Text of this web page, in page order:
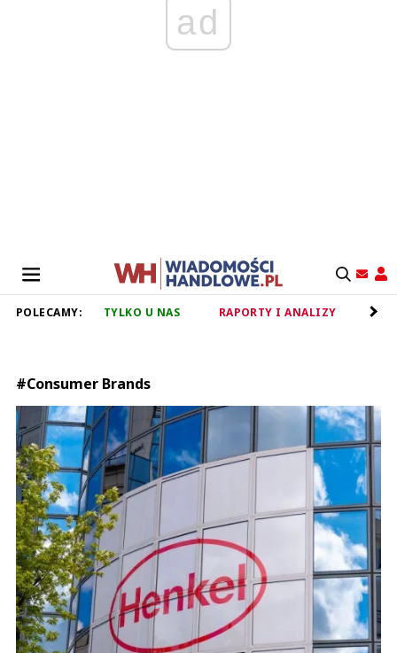
ad
POLECAMY: TYLKO U NAS RAPORTY I ANALIZY
#Consumer Brands